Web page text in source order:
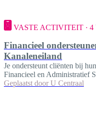
VASTE ACTIVITEIT ·
Financieel
Kanaleneiland
Je ondersteunt cliënten bij
Financieel en Administratief
Geplaatst door U Centraal